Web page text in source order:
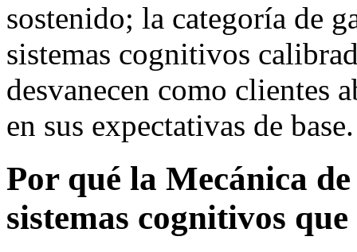
sostenido; la categoría de
sistemas cognitivos
desvanecen como clientes
en sus expectativas de base.
Por qué la Mecánica
sistemas cognitivos